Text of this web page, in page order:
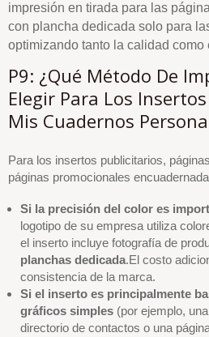
impresión en tirada para las
con plancha dedicada solo para
optimizando tanto la calidad como
P9: ¿Qué Método De
Elegir Para Los
Mis Cuadernos
Para los insertos publicitarios,
páginas promocionales
Si la precisión del color es
logotipo de su empresa utiliza
el inserto incluye fotografía de
planchas dedicada.El costo
consistencia de la marca.
Si el inserto es principalmente
gráficos simples (por ejemplo,
directorio de contactos o una